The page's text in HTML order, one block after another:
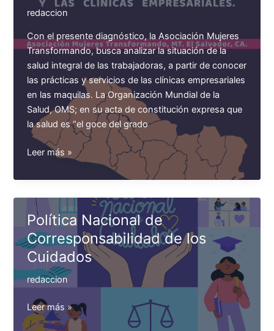
redaccion
Con el presente diagnóstico, la Asociación Mujeres
Transformando, busca analizar la situación de la
salud integral de las trabajadoras, a partir de conocer
las prácticas y servicios de las clínicas empresariales
en las maquilas. La Organización Mundial de la
Salud, OMS; en su acta de constitución expresa que
la salud es “el goce del grado
Las
de
las
maquilas,
su
derecho
a
la
salud
integral
y
las
Leer más »
Política Nacional de
Corresponsabilidad de los
Cuidados
redaccion
Política
Nacional
Leer más »